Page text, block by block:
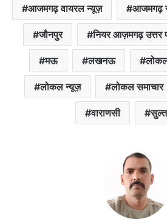
आजमगढ़ वायरल न्यूज़ आजमगढ़
जौनपुर नियर आज़मगढ़ उत्तर
मऊ लखनऊ
लोकल न्यूज़ लोकल समाचार
वाराणसी